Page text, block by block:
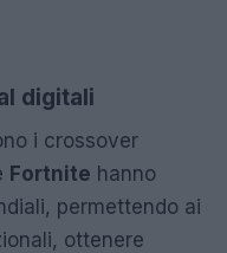
digitali
i crossover
Fortnite hanno
permettendo ai
ottenere